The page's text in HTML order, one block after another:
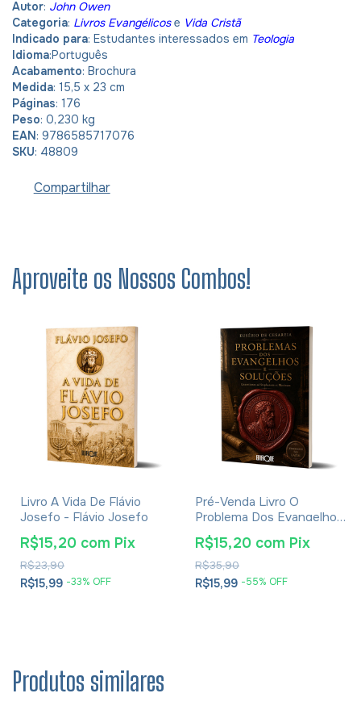
Autor: John Owen
Categoria: Livros Evangélicose Vida Cristã
Indicado para: Estudantes interessados em Teologia
Idioma:Português
Acabamento: Brochura
Medida: 15,5 x 23 cm
Páginas: 176
Peso: 0,230 kg
EAN: 9786585717076
SKU: 48809
Compartilhar
Aproveite os Nossos Combos!
Livro A Vida De Flávio
Josefo - Flávio Josefo
R$15,99 -33% OFF
R$23,90
R$15,20 com Pix
Pré-Venda Livro O
Problema Dos Evangelhos
E Soluções- Eusébio De
Cesareia
R$15,99 -55% OFF
R$35,90
R$15,20 com Pix
Produtos similares